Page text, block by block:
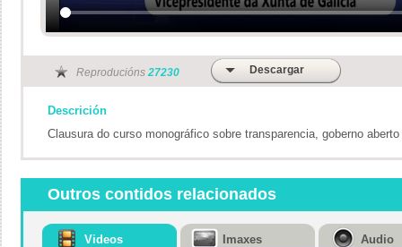
Reproducións 27230 Descargar
Descrición
Clausura do curso monográfico sobre transparencia, goberno
Outros contidos relacionados
Videos Imaxes Audio